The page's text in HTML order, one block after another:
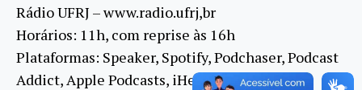
Rádio UFRJ – www.radio.ufrj,br
Horários: 11h, com reprise às 16h
Plataformas: Speaker, Spotify, Podchaser, Podcast
Addict, Apple Podcasts, iHeartRadio, Google